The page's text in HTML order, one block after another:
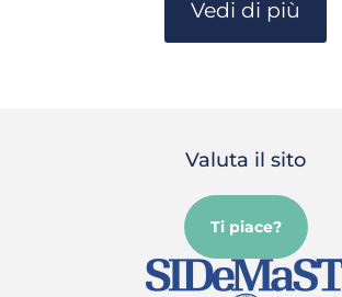
Vedi di più
Valuta il sito
Ti piace?